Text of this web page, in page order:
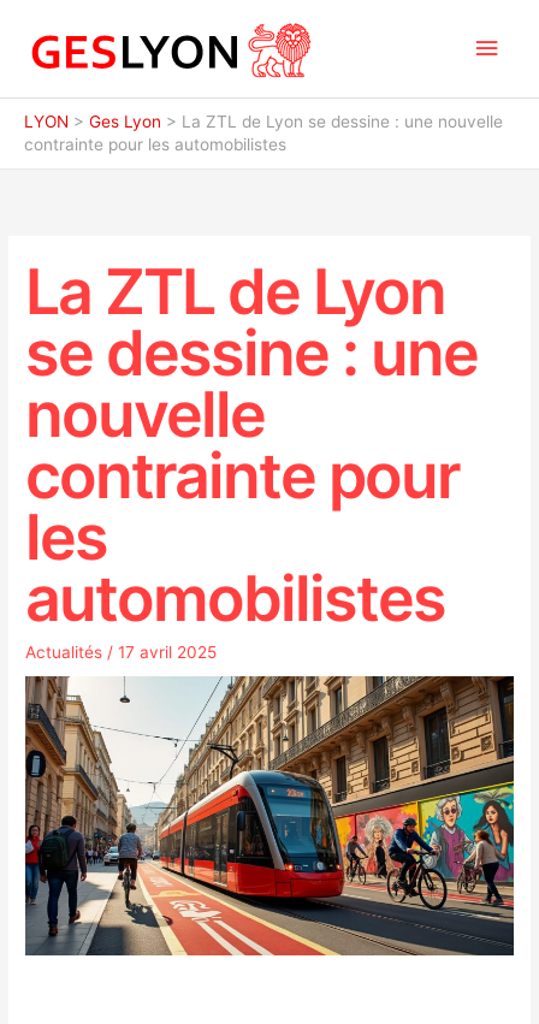
contenu
LYON > Ges Lyon > La ZTL de Lyon se dessine : une nouvelle
contrainte pour les automobilistes
La ZTL de Lyon
se dessine : une
nouvelle
contrainte pour
les
automobilistes
Actualités /17 avril 2025